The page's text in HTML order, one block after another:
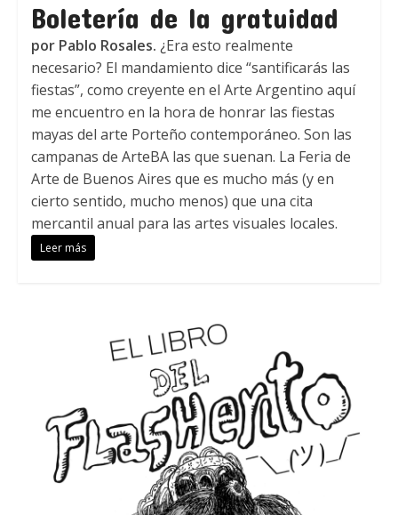
Boletería de la gratuidad
por Pablo Rosales. ¿Era esto realmente
necesario? El mandamiento dice “santificarás las
fiestas”, como creyente en el Arte Argentino aquí
me encuentro en la hora de honrar las fiestas
mayas del arte Porteño contemporáneo. Son las
campanas de ArteBA las que suenan. La Feria de
Arte de Buenos Aires que es mucho más (y en
cierto sentido, mucho menos) que una cita
mercantil anual para las artes visuales locales.
Leer más